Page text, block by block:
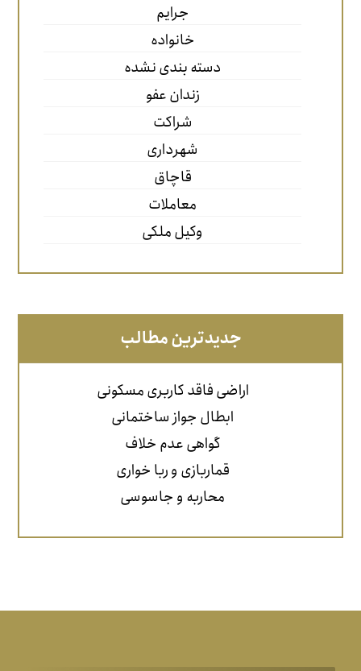
جرایم
خانواده
دسته بندی نشده
زندان عفو
شراکت
شهرداری
قاچاق
معاملات
وکیل ملکی
جدیدترین مطالب
اراضی فاقد کاربری مسکونی
ابطال جواز ساختمانی
گواهی عدم خلاف
قماربازی و ربا خواری
محاربه و جاسوسی